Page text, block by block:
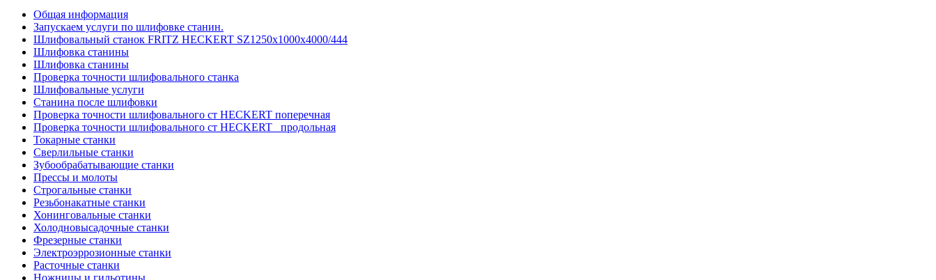
Общая информация
Запускаем услуги по шлифовке станин.
Шлифовальный станок FRITZ HECKERT SZ1250x1000x4000/444
Шлифовка станины
Шлифовка станины
Проверка точности шлифовального станка
Шлифовальные услуги
Станина после шлифовки
Проверка точности шлифовального ст HECKERT поперечная
Проверка точности шлифовального ст HECKERT _продольная
Токарные станки
Сверлильные станки
Зубообрабатывающие станки
Прессы и молоты
Строгальные станки
Резьбонакатные станки
Хонинговальные станки
Холодновысадочные станки
Фрезерные станки
Электроэррозионные станки
Расточные станки
Ножницы и гильотины